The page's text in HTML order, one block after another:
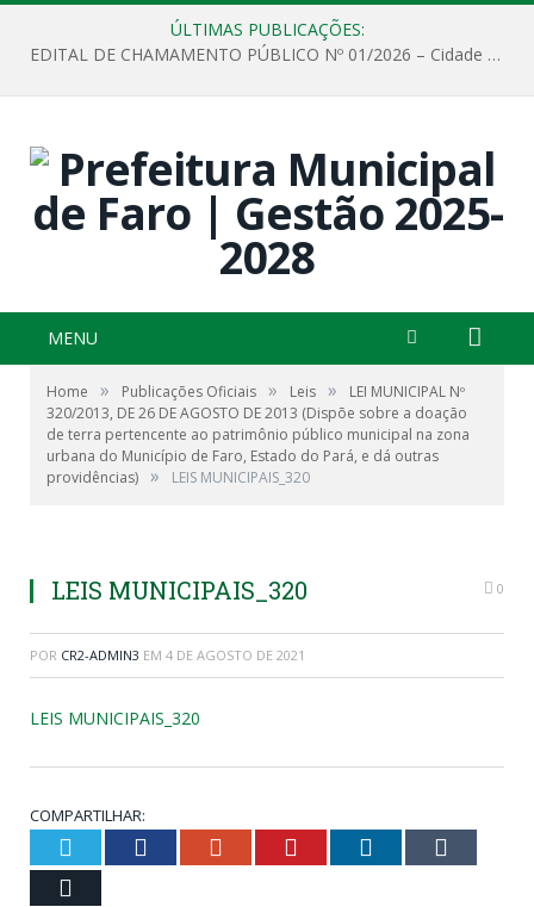
ÚLTIMAS PUBLICAÇÕES:
EDITAL DE CHAMAMENTO PÚBLICO Nº 01/2026 – Cidade de Faro
MENU
Home » Publicações Oficiais » Leis »
LEI MUNICIPAL Nº
320/2013, DE 26 DE AGOSTO DE 2013 (Dispõe sobre a doação
de terra pertencente ao patrimônio público municipal na zona
urbana do Município de Faro, Estado do Pará, e dá outras
providências) » LEIS MUNICIPAIS_320
LEIS MUNICIPAIS_320 0
POR CR2-ADMIN3 EM 4 DE AGOSTO DE 2021
LEIS MUNICIPAIS_320
COMPARTILHAR:
Twitter Facebook Google+ Pinterest LinkedIn